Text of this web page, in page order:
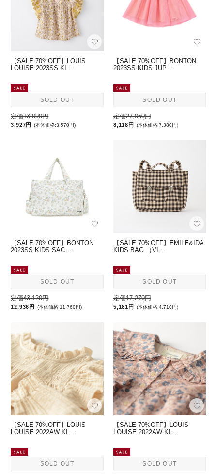
【SALE 70%OFF】LOUIS
LOUISE 2023SS KI …
SOLD OUT
定価13,090円
3,927円 (本体価格:3,570円)
【SALE 70%OFF】BONTON
2023SS KIDS JUP …
SOLD OUT
定価27,060円
8,118円 (本体価格:7,380円)
【SALE 70%OFF】BONTON
2023SS KIDS SAC …
SOLD OUT
定価43,120円
12,936円 (本体価格:11,760円)
【SALE 70%OFF】EMILE&IDA
KIDS BAG （VI …
SOLD OUT
定価17,270円
5,181円 (本体価格:4,710円)
【SALE 70%OFF】LOUIS
LOUISE 2022AW KI …
SOLD OUT
【SALE 70%OFF】LOUIS
LOUISE 2022AW KI …
SOLD OUT